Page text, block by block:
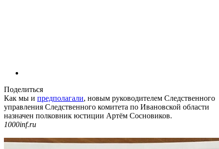
Поделиться
Как мы и предполагали, новым руководителем Следственного
управления Следственного комитета по Ивановской области
назначен полковник юстиции Артём Сосновиков.
1000inf.ru